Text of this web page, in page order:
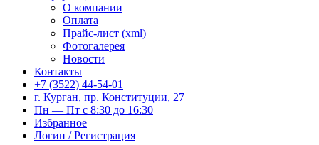
О компании
Оплата
Прайс-лист (xml)
Фотогалерея
Новости
Контакты
+7 (3522) 44-54-01
г. Курган, пр. Конституции, 27
Пн — Пт с 8:30 до 16:30
Избранное
Логин / Регистрация